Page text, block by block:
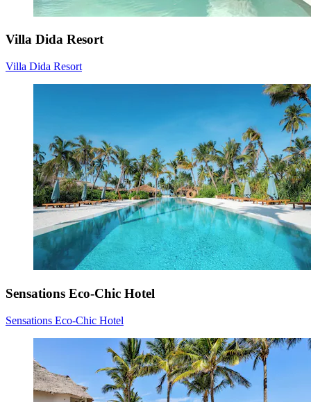
Villa Dida Resort
Villa Dida Resort
Sensations Eco-Chic Hotel
Sensations Eco-Chic Hotel